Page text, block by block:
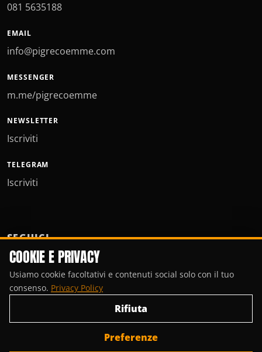
081 5635188
EMAIL
info@pigrecoemme.com
MESSENGER
m.me/pigrecoemme
NEWSLETTER
Iscriviti
TELEGRAM
Iscriviti
SEGUICI
COOKIE E PRIVACY
Usiamo cookie facoltativi e contenuti social solo con il tuo
consenso. Privacy Policy
Rifiuta
Preferenze